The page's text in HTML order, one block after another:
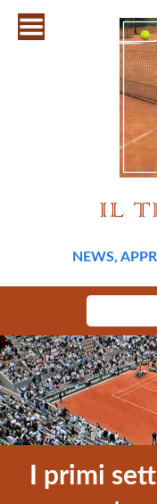
NEWS,
per:
I primi